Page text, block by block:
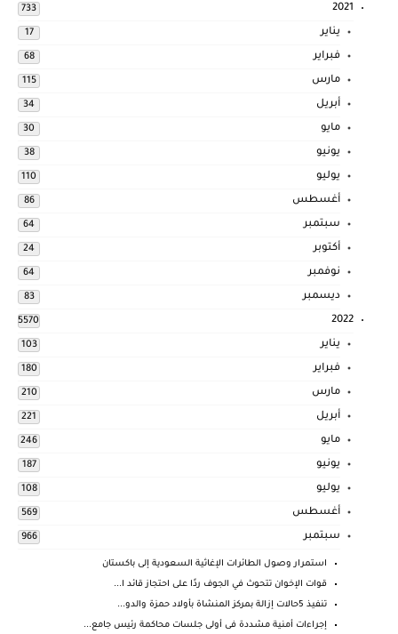
2021
733
يناير 17
فبراير 68
مارس 115
أبريل 34
مايو 30
يونيو 38
يوليو 110
أغسطس 86
سبتمبر 64
أكتوبر 24
نوفمبر 64
ديسمبر 83
2022
5570
يناير 103
فبراير 180
مارس 210
أبريل 221
مايو 246
يونيو 187
يوليو 108
أغسطس 569
سبتمبر 966
استمرار وصول الطائرات الإغاثية السعودية إلى باكستان
قوات الإخوان تتحوث في الجوف ردًا على احتجاز قائد ا...
تنفيذ 5حالات إزالة بمركز المنشاة بأولاد حمزة والدو...
إجراءات أمنية مشددة فى أولى جلسات محاكمة رئيس جامع...